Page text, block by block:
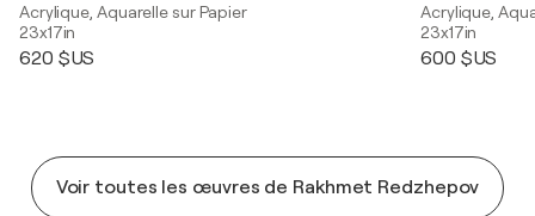
Acrylique, Aquarelle sur Papier
23x17in
620 $US
Acrylique,
23x17in
600 $US
Voir toutes les œuvres de Rakhmet Redzhepov